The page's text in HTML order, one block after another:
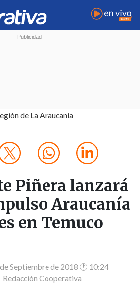
de La Araucanía
Piñera lanzará
Araucanía
en Temuco
Septiembre de 2018 🕐 10:24
Redacción Cooperativa